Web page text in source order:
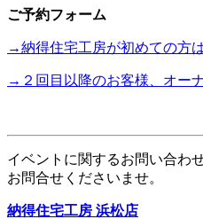
ご予約フォーム
→納得住宅工房が初めての方
→２回目以降のお客様、オー
イベントに関するお問い合わせ
お問合せくださいませ。
納得住宅工房 浜松店